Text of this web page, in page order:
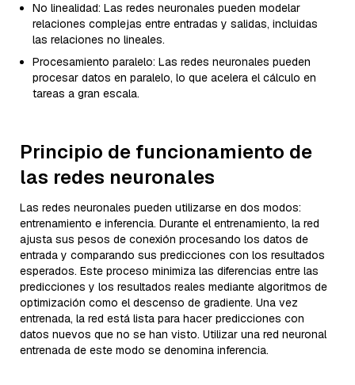
No linealidad: Las redes neuronales pueden modelar
relaciones complejas entre entradas y salidas, incluidas
las relaciones no lineales.
Procesamiento paralelo: Las redes neuronales pueden
procesar datos en paralelo, lo que acelera el cálculo en
tareas a gran escala.
Principio de funcionamiento de
las redes neuronales
Las redes neuronales pueden utilizarse en dos modos:
entrenamiento e inferencia. Durante el entrenamiento, la red
ajusta sus pesos de conexión procesando los datos de
entrada y comparando sus predicciones con los resultados
esperados. Este proceso minimiza las diferencias entre las
predicciones y los resultados reales mediante algoritmos de
optimización como el descenso de gradiente. Una vez
entrenada, la red está lista para hacer predicciones con
datos nuevos que no se han visto. Utilizar una red neuronal
entrenada de este modo se denomina inferencia.